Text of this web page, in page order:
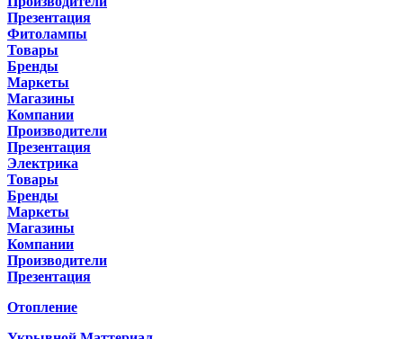
Презентация
Фитолампы
Товары
Бренды
Маркеты
Магазины
Компании
Производители
Презентация
Электрика
Товары
Бренды
Маркеты
Магазины
Компании
Производители
Презентация
Отопление